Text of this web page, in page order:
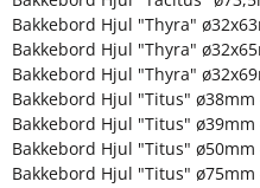
Bakkebord Hjul "Thyra"
Bakkebord Hjul "Thyra"
Bakkebord Hjul "Thyra"
Bakkebord Hjul "Titus"
Bakkebord Hjul "Titus"
Bakkebord Hjul "Titus"
Bakkebord Hjul "Titus"